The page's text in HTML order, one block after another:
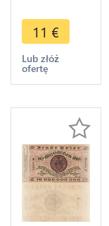
Trier Stadt
10
Millionen
Mark 1923
offer
11 €
Lub złóż
ofertę